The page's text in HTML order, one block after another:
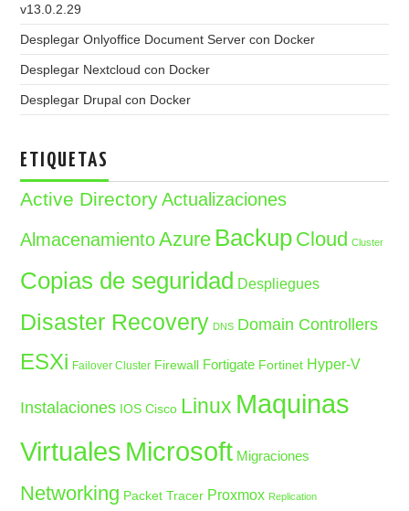
v13.0.2.29
Desplegar Onlyoffice Document Server con Docker
Desplegar Nextcloud con Docker
Desplegar Drupal con Docker
ETIQUETAS
Active Directory Actualizaciones
Almacenamiento Azure Backup Cloud Cluster
Copias de seguridad Despliegues
Disaster Recovery DNS Domain Controllers
ESXi Failover Cluster Firewall Fortigate Fortinet Hyper-V
Instalaciones IOS Cisco Linux Maquinas
Virtuales Microsoft Migraciones
Networking Packet Tracer Proxmox Replication